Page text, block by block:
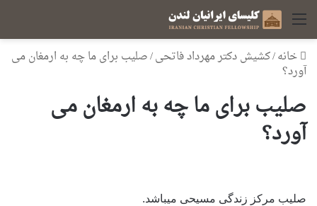
منو
خانه/کشیش دکتر مهرداد فاتحی/صلیب برای ما چه به ارمغان می
آورد؟
صلیب برای ما چه به ارمغان می
آورد؟
صلیب مرکز زندگی مسیحی میباشد.